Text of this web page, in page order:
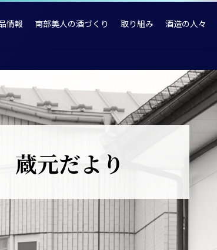
情報 南部美人の酒づくり 取り組み 酒造の人々
蔵元だより